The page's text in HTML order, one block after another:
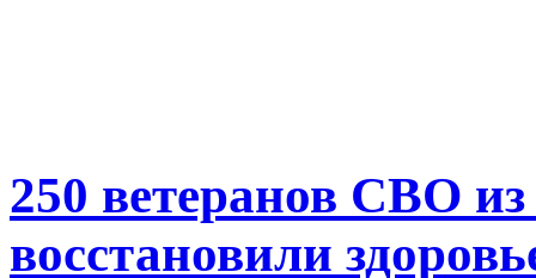
250 ветеранов СВО
восстановили